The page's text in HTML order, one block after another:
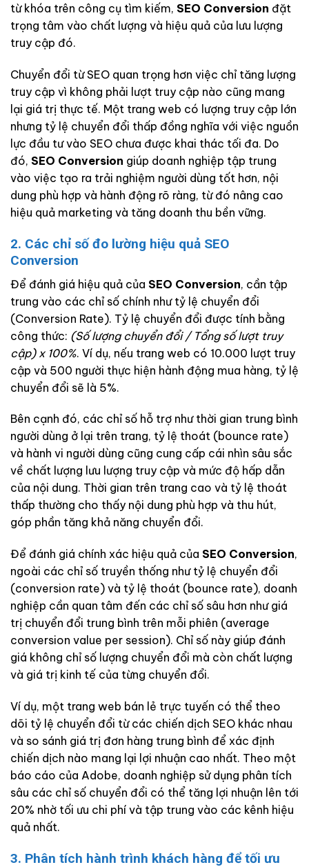
từ khóa trên công cụ tìm kiếm, SEO Conversion đặt
trọng tâm vào chất lượng và hiệu quả của lưu lượng
truy cập đó.
Chuyển đổi từ SEO quan trọng hơn việc chỉ tăng lượng
truy cập vì không phải lượt truy cập nào cũng mang
lại giá trị thực tế. Một trang web có lượng truy cập lớn
nhưng tỷ lệ chuyển đổi thấp đồng nghĩa với việc nguồn
lực đầu tư vào SEO chưa được khai thác tối đa. Do
đó, SEO Conversion giúp doanh nghiệp tập trung
vào việc tạo ra trải nghiệm người dùng tốt hơn, nội
dung phù hợp và hành động rõ ràng, từ đó nâng cao
hiệu quả marketing và tăng doanh thu bền vững.
2. Các chỉ số đo lường hiệu quả SEO
Conversion
Để đánh giá hiệu quả của SEO Conversion, cần tập
trung vào các chỉ số chính như tỷ lệ chuyển đổi
(Conversion Rate). Tỷ lệ chuyển đổi được tính bằng
công thức: (Số lượng chuyển đổi / Tổng số lượt truy
cập) x 100%. Ví dụ, nếu trang web có 10.000 lượt truy
cập và 500 người thực hiện hành động mua hàng, tỷ lệ
chuyển đổi sẽ là 5%.
Bên cạnh đó, các chỉ số hỗ trợ như thời gian trung bình
người dùng ở lại trên trang, tỷ lệ thoát (bounce rate)
và hành vi người dùng cũng cung cấp cái nhìn sâu sắc
về chất lượng lưu lượng truy cập và mức độ hấp dẫn
của nội dung. Thời gian trên trang cao và tỷ lệ thoát
thấp thường cho thấy nội dung phù hợp và thu hút,
góp phần tăng khả năng chuyển đổi.
Để đánh giá chính xác hiệu quả của SEO Conversion,
ngoài các chỉ số truyền thống như tỷ lệ chuyển đổi
(conversion rate) và tỷ lệ thoát (bounce rate), doanh
nghiệp cần quan tâm đến các chỉ số sâu hơn như giá
trị chuyển đổi trung bình trên mỗi phiên (average
conversion value per session). Chỉ số này giúp đánh
giá không chỉ số lượng chuyển đổi mà còn chất lượng
và giá trị kinh tế của từng chuyển đổi.
Ví dụ, một trang web bán lẻ trực tuyến có thể theo
dõi tỷ lệ chuyển đổi từ các chiến dịch SEO khác nhau
và so sánh giá trị đơn hàng trung bình để xác định
chiến dịch nào mang lại lợi nhuận cao nhất. Theo một
báo cáo của Adobe, doanh nghiệp sử dụng phân tích
sâu các chỉ số chuyển đổi có thể tăng lợi nhuận lên tới
20% nhờ tối ưu chi phí và tập trung vào các kênh hiệu
quả nhất.
3. Phân tích hành trình khách hàng để tối ưu